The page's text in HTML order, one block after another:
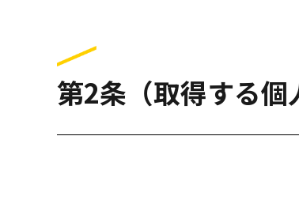
第2条（取得する個